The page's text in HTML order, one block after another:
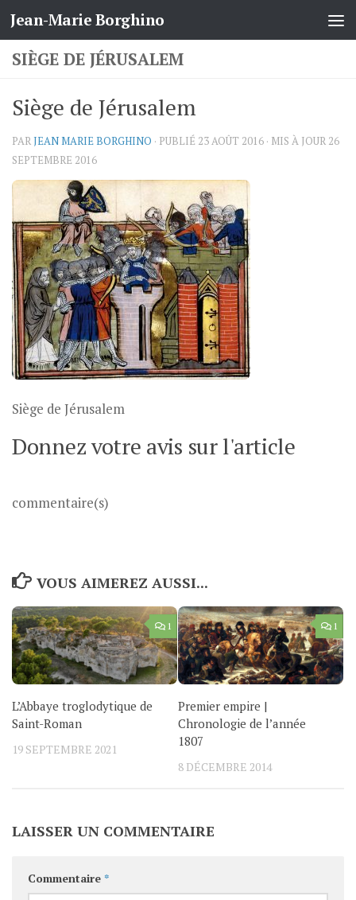
Skip to content
Jean-Marie Borghino
SIÈGE DE JÉRUSALEM
Siège de Jérusalem
PARJEAN MARIE BORGHINO · PUBLIÉ 23 AOÛT 2016 · MIS À JOUR 26
SEPTEMBRE 2016
Siège de Jérusalem
Donnez votre avis sur l'article
commentaire(s)
VOUS AIMEREZ AUSSI...
1
L’Abbaye troglodytique de
Saint-Roman
19 SEPTEMBRE 2021
1
Premier empire |
Chronologie de l’année
1807
8 DÉCEMBRE 2014
LAISSER UN COMMENTAIRE
Commentaire *